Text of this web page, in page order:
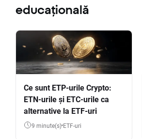
educațională
Ce sunt ETP-urile Crypto:
ETN-urile și ETC-urile ca
alternative la ETF-uri
9 minute(s) ETF-uri